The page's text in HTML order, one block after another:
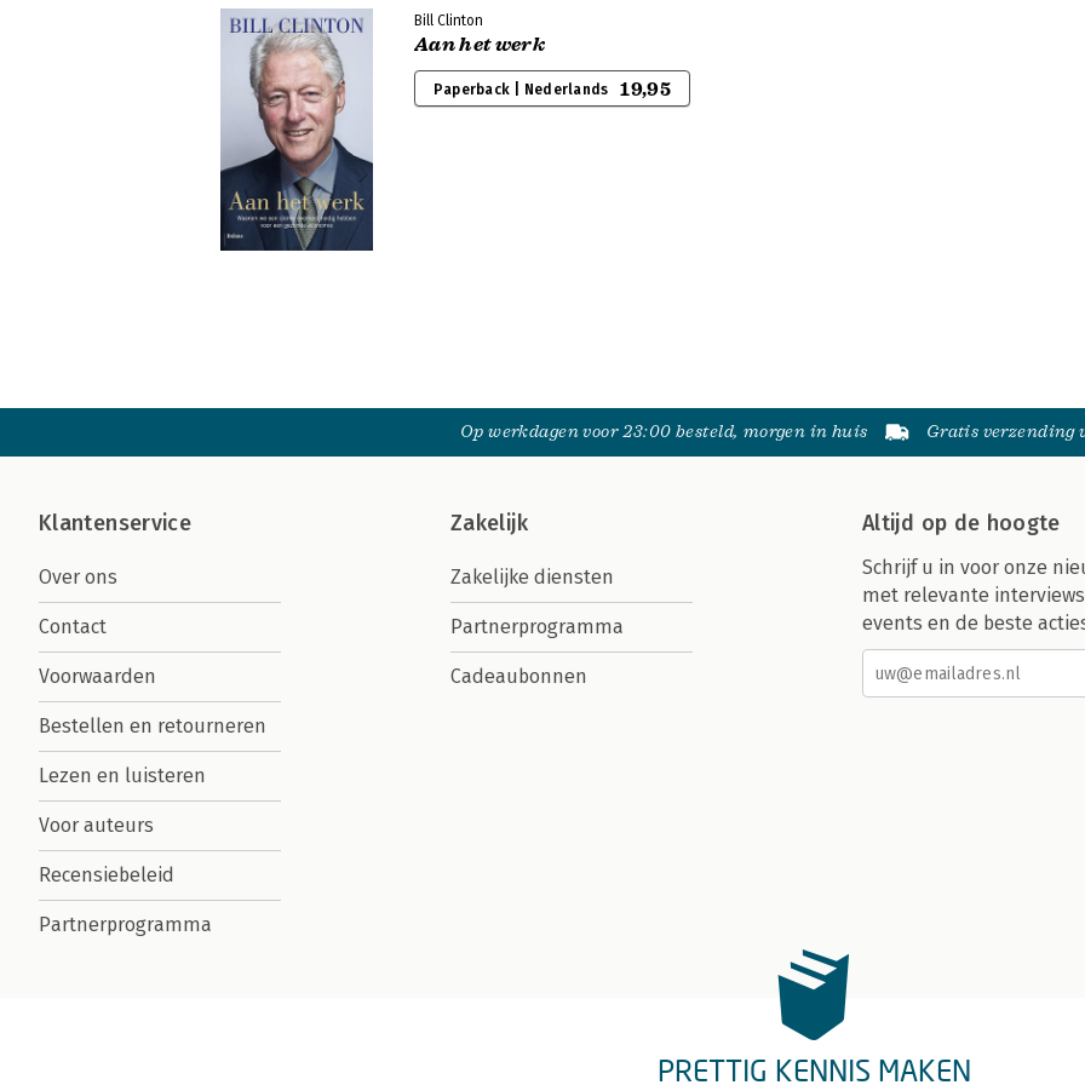
Bill Clinton
Aan het werk
Paperback | Nederlands 19,95
Op werkdagen voor 23:00 besteld, morgen in huis Gratis verzending
Klantenservice
Over ons
Contact
Voorwaarden
Bestellen en retourneren
Lezen en luisteren
Voor auteurs
Recensiebeleid
Partnerprogramma
Zakelijk
Zakelijke diensten
Partnerprogramma
Cadeaubonnen
Altijd op de hoogte
Schrijf u in voor onze
met relevante
events en de beste
PRETTIG KENNIS MAKEN